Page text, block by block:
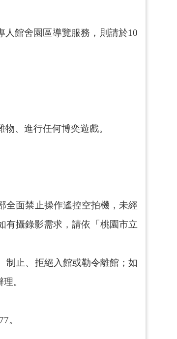
人館舍園區導覽服務，則請於10
、進行任何博奕遊戲。
全面禁止操作遙控空拍機，未經
攝錄影需求，請依「 桃園市立
制止、拒絕入館或勒令離館；如
。
。